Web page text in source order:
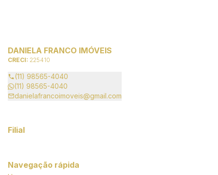
DANIELA FRANCO IMÓVEIS
CRECI: 225410
(11) 98565-4040
(11) 98565-4040
danielafrancoimoveis@gmail.com
Filial
Navegação rápida